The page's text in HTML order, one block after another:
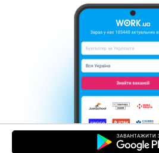
Контакти Про нас
Допомога